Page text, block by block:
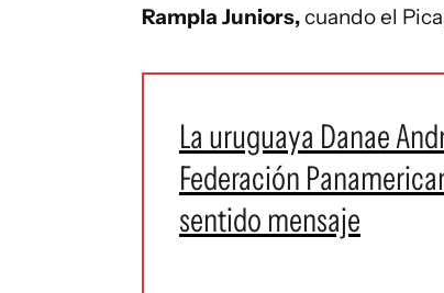
Rampla Juniors,cuando el
La uruguaya Danae
Federación
sentido mensaje